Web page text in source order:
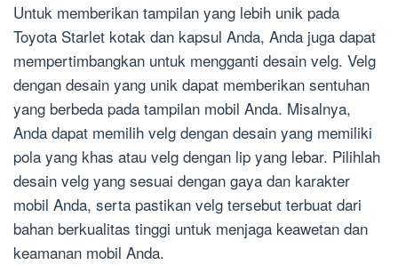
Untuk memberikan tampilan yang lebih unik pada
Toyota Starlet kotak dan kapsul Anda, Anda juga dapat
mempertimbangkan untuk mengganti desain velg. Velg
dengan desain yang unik dapat memberikan sentuhan
yang berbeda pada tampilan mobil Anda. Misalnya,
Anda dapat memilih velg dengan desain yang memiliki
pola yang khas atau velg dengan lip yang lebar. Pilihlah
desain velg yang sesuai dengan gaya dan karakter
mobil Anda, serta pastikan velg tersebut terbuat dari
bahan berkualitas tinggi untuk menjaga keawetan dan
keamanan mobil Anda.